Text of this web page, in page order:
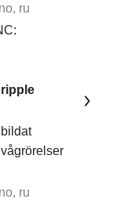
ru
ru